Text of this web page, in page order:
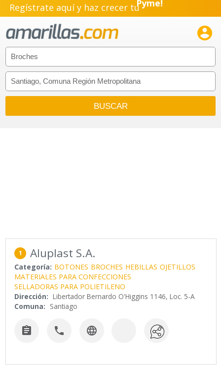
Regístrate aquí y haz crecer tuEmprendimiento!

1 Aluplast S.A.
Categoría: BOTONES BROCHES HEBILLAS OJETILLOS
MATERIALES PARA CONFECCIONES
SELLADORAS PARA POLIETILENO
Dirección: Libertador Bernardo O'Higgins 1146, Loc. 5-A
Comuna: Santiago
  